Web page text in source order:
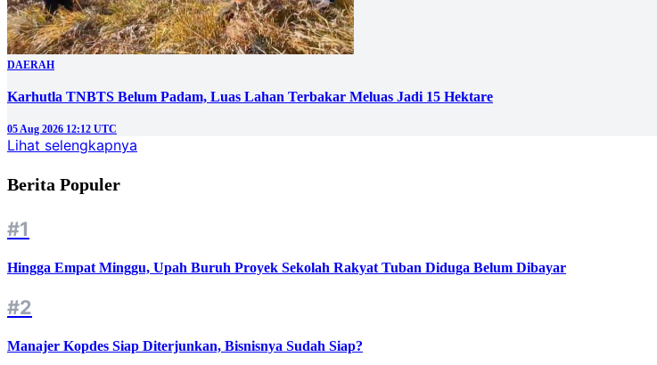
DAERAH
Karhutla TNBTS Belum Padam, Luas Lahan Terbakar Meluas Jadi 15 Hektare
05 Aug 2026 12:12 UTC
Lihat selengkapnya
Berita Populer
#1
Hingga Empat Minggu, Upah Buruh Proyek Sekolah Rakyat Tuban Diduga Belum Dibayar
#2
Manajer Kopdes Siap Diterjunkan, Bisnisnya Sudah Siap?